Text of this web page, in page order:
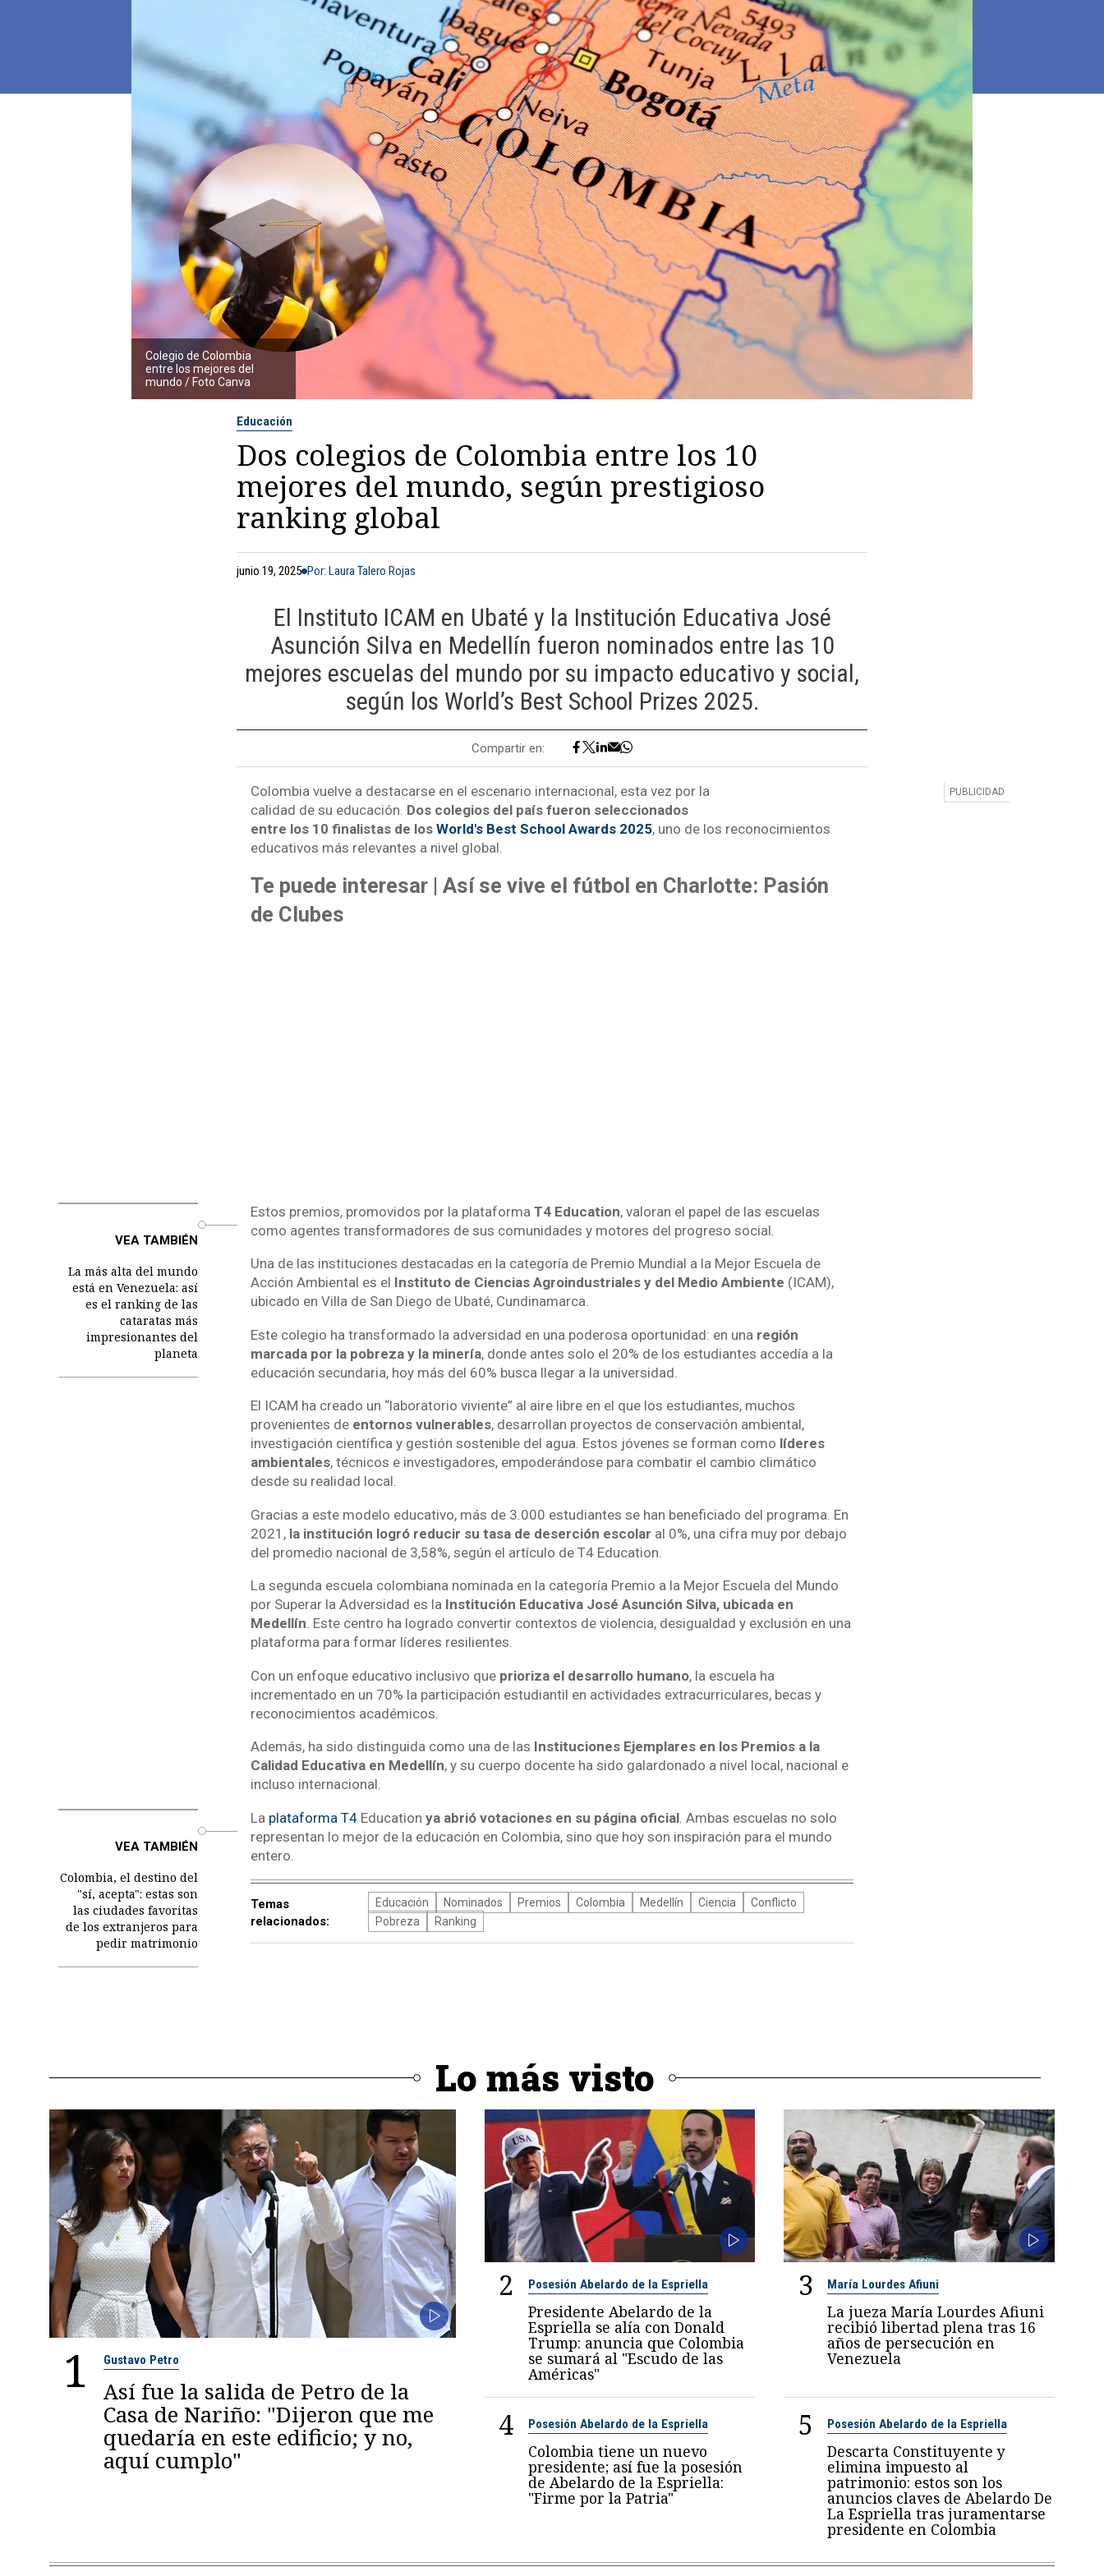
Colegio de Colombia
entre los mejores del
mundo / Foto Canva
Educación
Dos colegios de Colombia entre los 10
mejores del mundo, según prestigioso
ranking global
junio 19, 2025 Por: Laura Talero Rojas
El Instituto ICAM en Ubaté y la Institución Educativa José
Asunción Silva en Medellín fueron nominados entre las 10
mejores escuelas del mundo por su impacto educativo y social,
según los World’s Best School Prizes 2025.
Compartir en:
Colombia vuelve a destacarse en el escenario internacional, esta vez por la
calidad de su educación. Dos colegios del país fueron seleccionados
entre los 10 finalistas de los World's Best School Awards 2025, uno de los reconocimientos
educativos más relevantes a nivel global.
Te puede interesar | Así se vive el fútbol en Charlotte: Pasión
de Clubes
VEA TAMBIÉN
La más alta del mundo
está en Venezuela: así
es el ranking de las
cataratas más
impresionantes del
planeta
Estos premios, promovidos por la plataforma T4 Education, valoran el papel de las escuelas
como agentes transformadores de sus comunidades y motores del progreso social.
Una de las instituciones destacadas en la categoría de Premio Mundial a la Mejor Escuela de
Acción Ambiental es el Instituto de Ciencias Agroindustriales y del Medio Ambiente (ICAM),
ubicado en Villa de San Diego de Ubaté, Cundinamarca.
Este colegio ha transformado la adversidad en una poderosa oportunidad: en una región
marcada por la pobreza y la minería, donde antes solo el 20% de los estudiantes accedía a la
educación secundaria, hoy más del 60% busca llegar a la universidad.
El ICAM ha creado un “laboratorio viviente” al aire libre en el que los estudiantes, muchos
provenientes de entornos vulnerables, desarrollan proyectos de conservación ambiental,
investigación científica y gestión sostenible del agua. Estos jóvenes se forman como líderes
ambientales, técnicos e investigadores, empoderándose para combatir el cambio climático
desde su realidad local.
Gracias a este modelo educativo, más de 3.000 estudiantes se han beneficiado del programa. En
2021, la institución logró reducir su tasa de deserción escolar al 0%, una cifra muy por debajo
del promedio nacional de 3,58%, según el artículo de T4 Education.
La segunda escuela colombiana nominada en la categoría Premio a la Mejor Escuela del Mundo
por Superar la Adversidad es la Institución Educativa José Asunción Silva, ubicada en
Medellín. Este centro ha logrado convertir contextos de violencia, desigualdad y exclusión en una
plataforma para formar líderes resilientes.
Con un enfoque educativo inclusivo que prioriza el desarrollo humano, la escuela ha
incrementado en un 70% la participación estudiantil en actividades extracurriculares, becas y
reconocimientos académicos.
Además, ha sido distinguida como una de las Instituciones Ejemplares en los Premios a la
Calidad Educativa en Medellín, y su cuerpo docente ha sido galardonado a nivel local, nacional e
incluso internacional.
VEA TAMBIÉN
Colombia, el destino del
"sí, acepta": estas son
las ciudades favoritas
de los extranjeros para
pedir matrimonio
La plataforma T4Education ya abrió votaciones en su página oficial. Ambas escuelas no solo
representan lo mejor de la educación en Colombia, sino que hoy son inspiración para el mundo
entero.
Temas
relacionados:
Educación Nominados Premios Colombia Medellín Ciencia
Conflicto
Pobreza
Ranking
Lo más visto
1 Gustavo Petro
Así fue la salida de Petro de la
Casa de Nariño: "Dijeron que me
quedaría en este edificio; y no,
aquí cumplo"
2 Posesión Abelardo de la Espriella
Presidente Abelardo de la
Espriella se alía con Donald
Trump: anuncia que Colombia
se sumará al "Escudo de las
Américas"
3 María Lourdes Afiuni
La jueza María Lourdes Afiuni
recibió libertad plena tras 16
años de persecución en
Venezuela
4 Posesión Abelardo de la Espriella
Colombia tiene un nuevo
presidente; así fue la posesión
de Abelardo de la Espriella:
"Firme por la Patria"
5 Posesión Abelardo de la Espriella
Descarta Constituyente y
elimina impuesto al
patrimonio: estos son los
anuncios claves de Abelardo De
La Espriella tras juramentarse
presidente en Colombia